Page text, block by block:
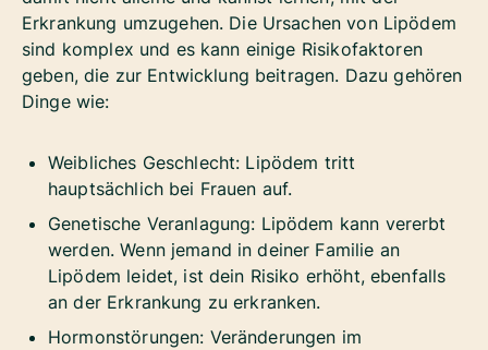
Erkrankung umzugehen. Die Ursachen von Lipödem
sind komplex und es kann einige Risikofaktoren
geben, die zur Entwicklung beitragen. Dazu gehören
Dinge wie:
Weibliches Geschlecht: Lipödem tritt
hauptsächlich bei Frauen auf.
Genetische Veranlagung: Lipödem kann vererbt
werden. Wenn jemand in deiner Familie an
Lipödem leidet, ist dein Risiko erhöht, ebenfalls
an der Erkrankung zu erkranken.
Hormonstörungen: Veränderungen im